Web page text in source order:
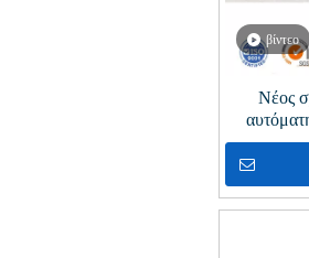
βίντεο
Νέος